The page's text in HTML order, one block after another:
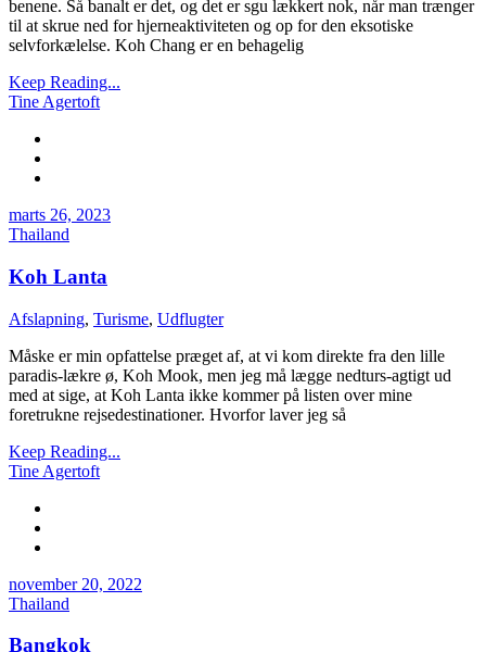
benene. Så banalt er det, og det er sgu lækkert nok, når man trænger
til at skrue ned for hjerneaktiviteten og op for den eksotiske
selvforkælelse. Koh Chang er en behagelig
Keep Reading...
Tine Agertoft
marts 26, 2023
Thailand
Koh Lanta
Afslapning, Turisme, Udflugter
Måske er min opfattelse præget af, at vi kom direkte fra den lille
paradis-lækre ø, Koh Mook, men jeg må lægge nedturs-agtigt ud
med at sige, at Koh Lanta ikke kommer på listen over mine
foretrukne rejsedestinationer. Hvorfor laver jeg så
Keep Reading...
Tine Agertoft
november 20, 2022
Thailand
Bangkok